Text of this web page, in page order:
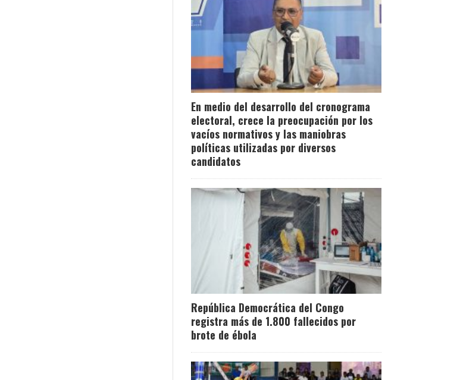
En medio del desarrollo del cronograma
electoral, crece la preocupación por los
vacíos normativos y las maniobras
políticas utilizadas por diversos
candidatos
República Democrática del Congo
registra más de 1.800 fallecidos por
brote de ébola